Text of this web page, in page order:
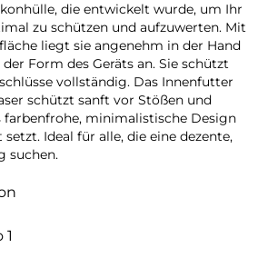
die entwickelt wurde, um Ihr
zu schützen und aufzuwerten. Mit
liegt sie angenehm in der Hand
Form des Geräts an. Sie schützt
vollständig. Das Innenfutter
schützt sanft vor Stößen und
farbenfrohe, minimalistische Design
Ideal für alle, die eine dezente,
suchen.